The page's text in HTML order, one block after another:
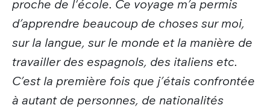
proche de l'école. Ce voyage m’a permis
d’apprendre beaucoup de choses sur moi,
sur la langue, sur le monde et la manière de
travailler des espagnols, des italiens etc.
C’est la première fois que j’étais confrontée
à autant de personnes, de nationalités